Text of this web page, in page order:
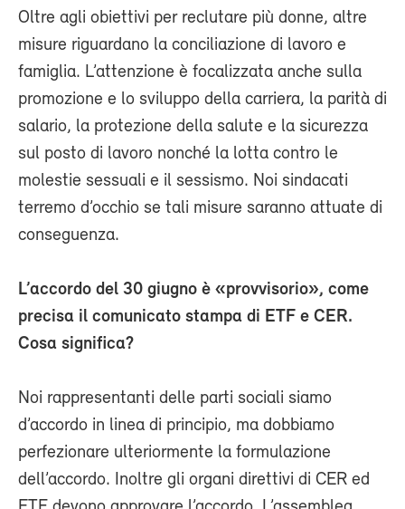
Oltre agli obiettivi per reclutare più donne, altre
misure riguardano la conciliazione di lavoro e
famiglia. L’attenzione è focalizzata anche sulla
promozione e lo sviluppo della carriera, la parità di
salario, la protezione della salute e la sicurezza
sul posto di lavoro nonché la lotta contro le
molestie sessuali e il sessismo. Noi sindacati
terremo d’occhio se tali misure saranno attuate di
conseguenza.
L’accordo del 30 giugno è «provvisorio», come
precisa il comunicato stampa di ETF e CER.
Cosa significa?
Noi rappresentanti delle parti sociali siamo
d’accordo in linea di principio, ma dobbiamo
perfezionare ulteriormente la formulazione
dell’accordo. Inoltre gli organi direttivi di CER ed